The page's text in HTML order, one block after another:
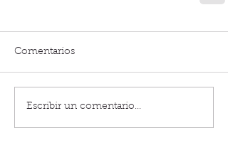
Comentarios
Escribir un comentario...